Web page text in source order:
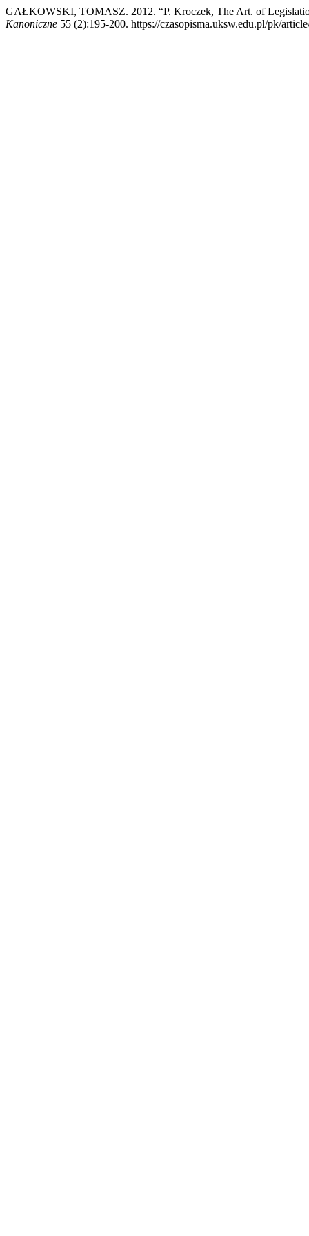
GAŁKOWSKI, TOMASZ. 2012. “P. Kroczek, The Art. of
Kanoniczne 55 (2):195-200. https://czasopisma.uksw.edu.pl/pk/